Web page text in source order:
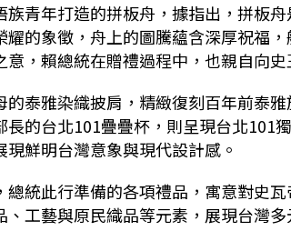
族青年打造的拼板舟，據指出，拼板
耀的象徵，舟上的圖騰蘊含深厚祝福
意，賴總統在贈禮過程中，也親自向
的泰雅染織披肩，精緻復刻百年前泰
長的台北101疊疊杯，則呈現台北101
現鮮明台灣意象與現代設計感。
總統此行準備的各項禮品，寓意對史
、工藝與原民織品等元素，展現台灣